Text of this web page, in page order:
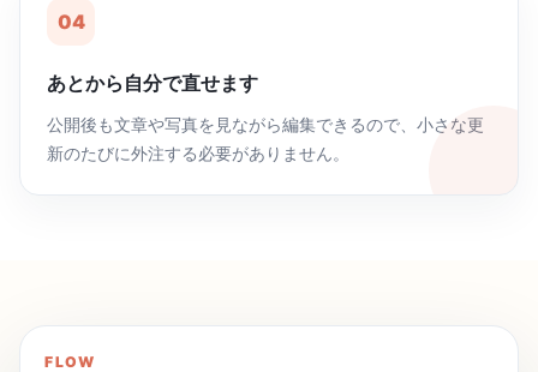
04
あとから自分で直せます
公開後も文章や写真を見ながら編集できるので、小さな更
新のたびに外注する必要がありません。
FLOW